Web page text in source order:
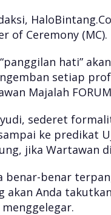
of Ceremony (MC).
hati”
setiap
Majalah
sederet
ke predikat
jika Wartawan
benar-benar
akan Anda